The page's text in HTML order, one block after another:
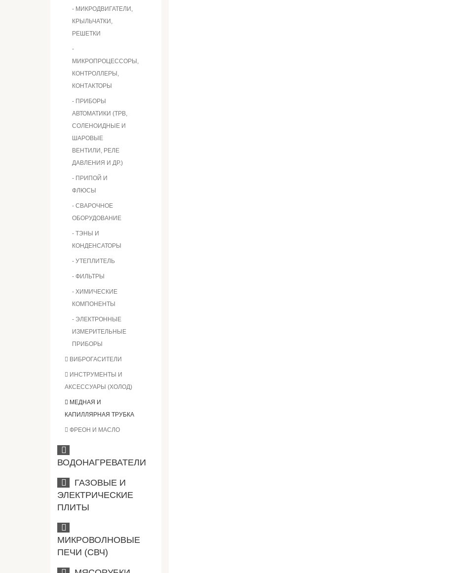
- МИКРОДВИГАТЕЛИ,
КРЫЛЬЧАТКИ,
РЕШЕТКИ
-
МИКРОПРОЦЕССОРЫ,
КОНТРОЛЛЕРЫ,
КОНТАКТОРЫ
- ПРИБОРЫ
АВТОМАТИКИ (ТРВ,
СОЛЕНОИДНЫЕ И
ШАРОВЫЕ
ВЕНТИЛИ, РЕЛЕ
ДАВЛЕНИЯ И ДР.)
- ПРИПОЙ И
ФЛЮСЫ
- СВАРОЧНОЕ
ОБОРУДОВАНИЕ
- ТЭНЫ И
КОНДЕНСАТОРЫ
- УТЕПЛИТЕЛЬ
- ФИЛЬТРЫ
- ХИМИЧЕСКИЕ
КОМПОНЕНТЫ
- ЭЛЕКТРОННЫЕ
ИЗМЕРИТЕЛЬНЫЕ
ПРИБОРЫ
ВИБРОГАСИТЕЛИ
ИНСТРУМЕНТЫ И
АКСЕССУАРЫ (ХОЛОД)
МЕДНАЯ И
КАПИЛЛЯРНАЯ ТРУБКА
ФРЕОН И МАСЛО
ВОДОНАГРЕВАТЕЛИ
ГАЗОВЫЕ И
ЭЛЕКТРИЧЕСКИЕ
ПЛИТЫ
МИКРОВОЛНОВЫЕ
ПЕЧИ (СВЧ)